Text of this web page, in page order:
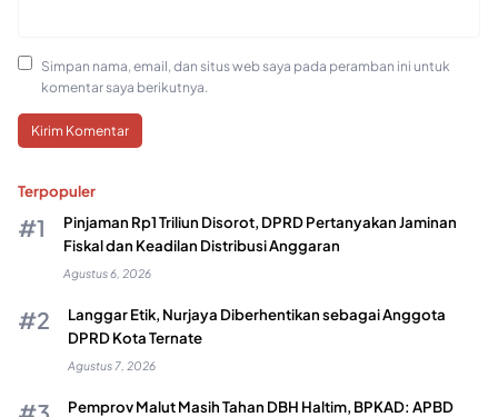
Simpan nama, email, dan situs web saya pada peramban ini untuk
komentar saya berikutnya.
Terpopuler
Pinjaman Rp1 Triliun Disorot, DPRD Pertanyakan Jaminan
Fiskal dan Keadilan Distribusi Anggaran
Agustus 6, 2026
Langgar Etik, Nurjaya Diberhentikan sebagai Anggota
DPRD Kota Ternate
Agustus 7, 2026
Pemprov Malut Masih Tahan DBH Haltim, BPKAD: APBD